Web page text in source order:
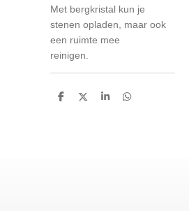
Met bergkristal kun je
stenen opladen, maar ook
een ruimte mee
reinigen.
D
D
S
D